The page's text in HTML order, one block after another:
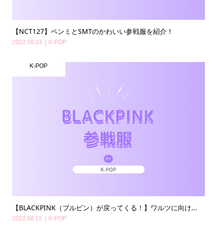
【NCT127】ペンミとSMTのかわいい参戦服を紹介！
2022.08.23 K-POP
K-POP
【BLACKPINK（ブルピン）が戻ってくる！】ワルツに向け...
2022.08.15 K-POP